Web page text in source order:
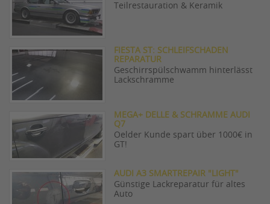
Teilrestauration & Keramik
FIESTA ST: SCHLEIFSCHADEN
REPARATUR
Geschirrspülschwamm hinterlässt
Lackschramme
MEGA+ DELLE & SCHRAMME AUDI
Q7
Oelder Kunde spart über 1000€ in
GT!
AUDI A3 SMARTREPAIR "LIGHT"
Günstige Lackreparatur für altes
Auto